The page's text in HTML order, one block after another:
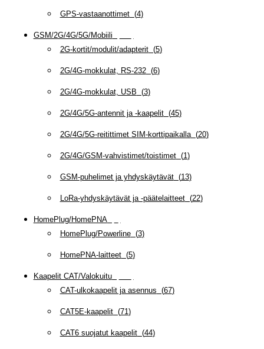
GPS-vastaanottimet(4)
GSM/2G/4G/5G/Mobiili
2G-kortit/modulit/adapterit(5)
2G/4G-mokkulat, RS-232(6)
2G/4G-mokkulat, USB (3)
2G/4G/5G-antennit ja -kaapelit(45)
2G/4G/5G-reitittimet SIM-korttipaikalla(20)
2G/4G/GSM-vahvistimet/toistimet(1)
GSM-puhelimet ja yhdyskäytävät(13)
LoRa-yhdyskäytävät ja -päätelaitteet(22)
HomePlug/HomePNA(
HomePlug/Powerline(3)
HomePNA-laitteet(5)
Kaapelit CAT/Valokuitu(
CAT-ulkokaapelit ja asennus (67)
CAT5E-kaapelit(71)
CAT6 suojatut kaapelit(44)